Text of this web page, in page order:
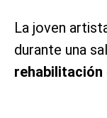
La joven
durante una
rehabilitación